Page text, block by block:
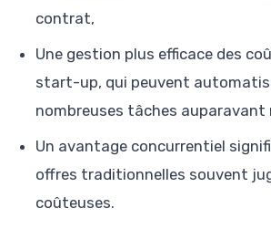
contrat,
Une gestion plus efficace des
start-up, qui peuvent
nombreuses tâches auparavant
Un avantage concurrentiel
offres traditionnelles souvent
coûteuses.